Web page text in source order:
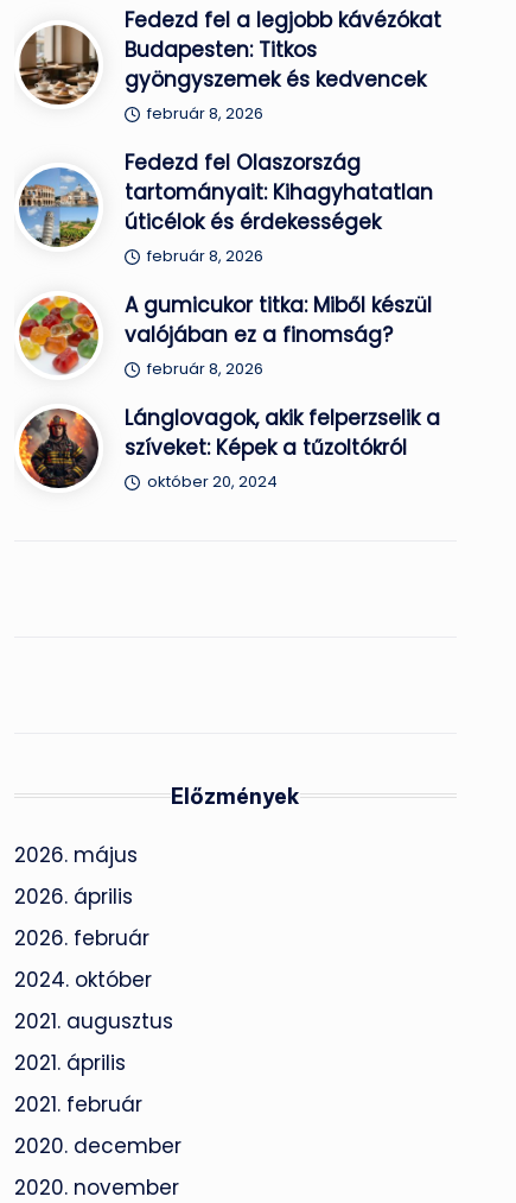
Fedezd fel a legjobb kávézókat
Budapesten: Titkos
gyöngyszemek és kedvencek
február 8, 2026
Fedezd fel Olaszország
tartományait: Kihagyhatatlan
úticélok és érdekességek
február 8, 2026
A gumicukor titka: Miből készül
valójában ez a finomság?
február 8, 2026
Lánglovagok, akik felperzselik a
szíveket: Képek a tűzoltókról
október 20, 2024
Előzmények
2026. május
2026. április
2026. február
2024. október
2021. augusztus
2021. április
2021. február
2020. december
2020. november